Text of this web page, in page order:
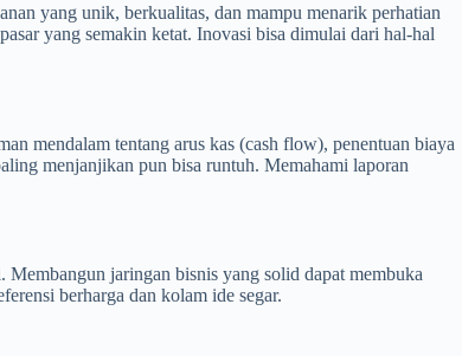
yang unik, berkualitas, dan mampu menarik perhatian
yang semakin ketat. Inovasi bisa dimulai dari hal-hal
mendalam tentang arus kas (cash flow), penentuan biaya
menjanjikan pun bisa runtuh. Memahami laporan
jaringan bisnis yang solid dapat membuka
berharga dan kolam ide segar.